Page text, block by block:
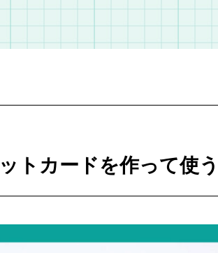
トカードを作って使